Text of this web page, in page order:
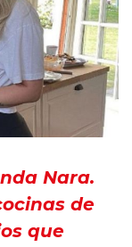
Nara.
de
que